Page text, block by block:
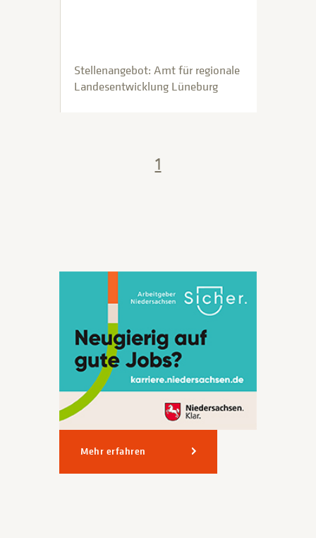
Stellenangebot: Amt für regionale
Landesentwicklung Lüneburg
1
Mehr erfahren